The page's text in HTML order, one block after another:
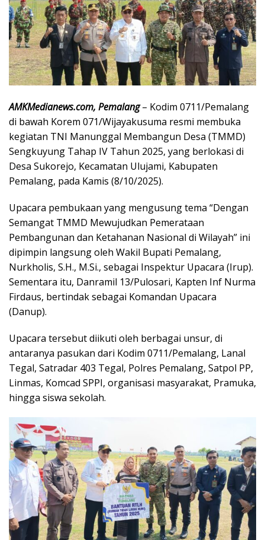
AMKMedianews.com, Pemalang – Kodim 0711/Pemalang
di bawah Korem 071/Wijayakusuma resmi membuka
kegiatan TNI Manunggal Membangun Desa (TMMD)
Sengkuyung Tahap IV Tahun 2025, yang berlokasi di
Desa Sukorejo, Kecamatan Ulujami, Kabupaten
Pemalang, pada Kamis (8/10/2025).
Upacara pembukaan yang mengusung tema “Dengan
Semangat TMMD Mewujudkan Pemerataan
Pembangunan dan Ketahanan Nasional di Wilayah” ini
dipimpin langsung oleh Wakil Bupati Pemalang,
Nurkholis, S.H., M.Si., sebagai Inspektur Upacara (Irup).
Sementara itu, Danramil 13/Pulosari, Kapten Inf Nurma
Firdaus, bertindak sebagai Komandan Upacara
(Danup).
Upacara tersebut diikuti oleh berbagai unsur, di
antaranya pasukan dari Kodim 0711/Pemalang, Lanal
Tegal, Satradar 403 Tegal, Polres Pemalang, Satpol PP,
Linmas, Komcad SPPI, organisasi masyarakat, Pramuka,
hingga siswa sekolah.